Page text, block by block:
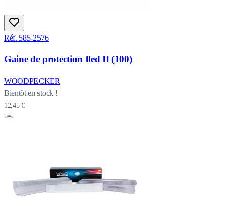
Réf. 585-2576
Gaine de protection Iled II (100)
WOODPECKER
Bientôt en stock !
12,45 €